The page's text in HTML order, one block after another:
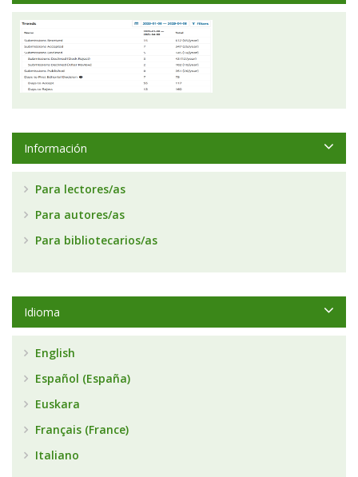
Información
Para lectores/as
Para autores/as
Para bibliotecarios/as
Idioma
English
Español (España)
Euskara
Français (France)
Italiano